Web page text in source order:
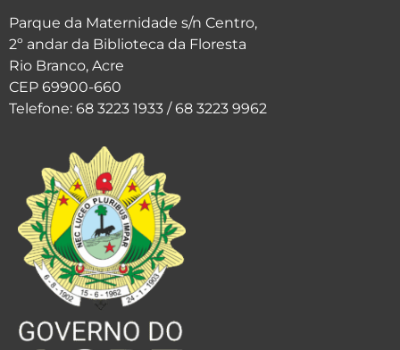
Parque da Maternidade s/n Centro,
2º andar da Biblioteca da Floresta
Rio Branco, Acre
CEP 69900-660
Telefone: 68 3223 1933 / 68 3223 9962